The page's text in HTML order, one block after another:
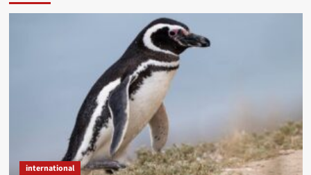
international